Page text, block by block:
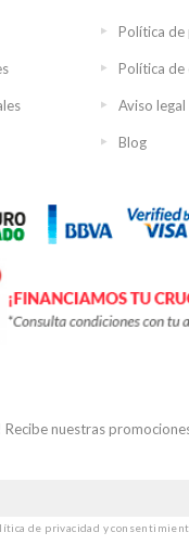
Política
Política de
Aviso legal
Blog
Recibe nuestras
de privacidad y